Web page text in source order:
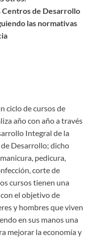
Centros de Desarrollo
las normativas
ciclo de cursos de
año con año a través
Integral de la
Desarrollo; dicho
pedicura,
corte de
cursos tienen una
el objetivo de
y hombres que viven
en sus manos una
mejorar la economía y